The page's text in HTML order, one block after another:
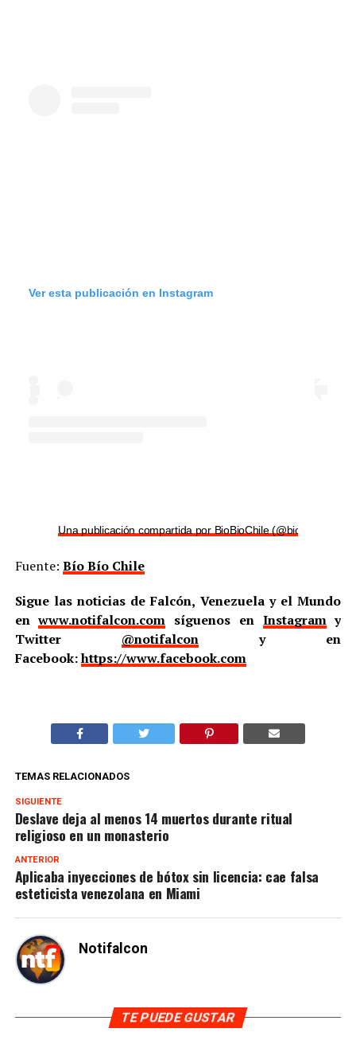
Ver esta publicación en Instagram
Una publicación compartida por BioBioChile (@biobiochile)
Fuente: Bío Bío Chile
Sigue las noticias de Falcón, Venezuela y el Mundo
enwww.notifalcon.com síguenos en Instagramy
Twitter @notifalcony en
Facebook:https://www.facebook.com
TEMAS RELACIONADOS
SIGUIENTE
Deslave deja al menos 14 muertos durante ritual
religioso en un monasterio
ANTERIOR
Aplicaba inyecciones de bótox sin licencia: cae falsa
esteticista venezolana en Miami
Notifalcon
TE PUEDE GUSTAR